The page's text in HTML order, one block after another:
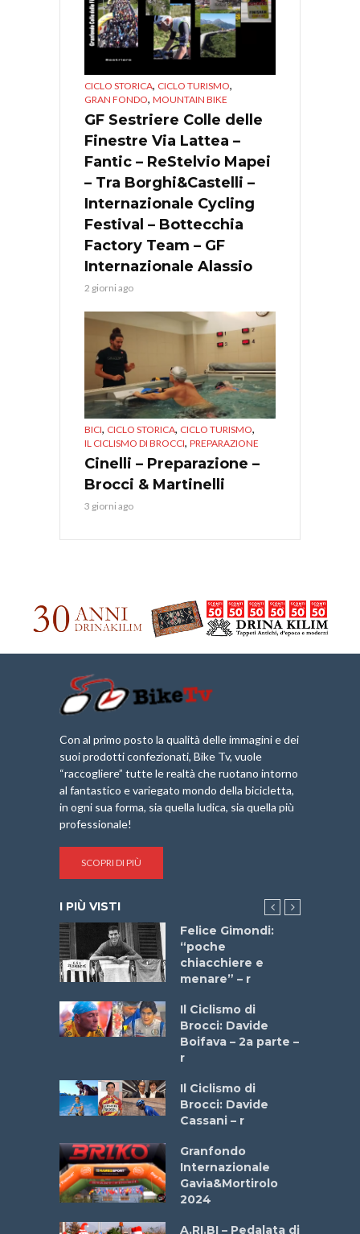
CICLO STORICA, CICLO TURISMO,
GRAN FONDO, MOUNTAIN BIKE
GF Sestriere Colle delle
Finestre Via Lattea –
Fantic – ReStelvio Mapei
– Tra Borghi&Castelli –
Internazionale Cycling
Festival – Bottecchia
Factory Team – GF
Internazionale Alassio
2 giorni ago
BICI, CICLO STORICA, CICLO TURISMO,
IL CICLISMO DI BROCCI, PREPARAZIONE
Cinelli – Preparazione –
Brocci & Martinelli
3 giorni ago
Con al primo posto la qualità delle immagini e dei
suoi prodotti confezionati, Bike Tv, vuole
“raccogliere” tutte le realtà che ruotano intorno
al fantastico e variegato mondo della bicicletta,
in ogni sua forma, sia quella ludica, sia quella più
professionale!
SCOPRI DI PIÙ
I PIÙ VISTI
Felice Gimondi:
“poche
chiacchiere e
menare” – r
Il Ciclismo di
Brocci: Davide
Boifava – 2a parte –
r
Il Ciclismo di
Brocci: Davide
Cassani – r
Granfondo
Internazionale
Gavia&Mortirolo
2024
A.RI.BI – Pedalata di